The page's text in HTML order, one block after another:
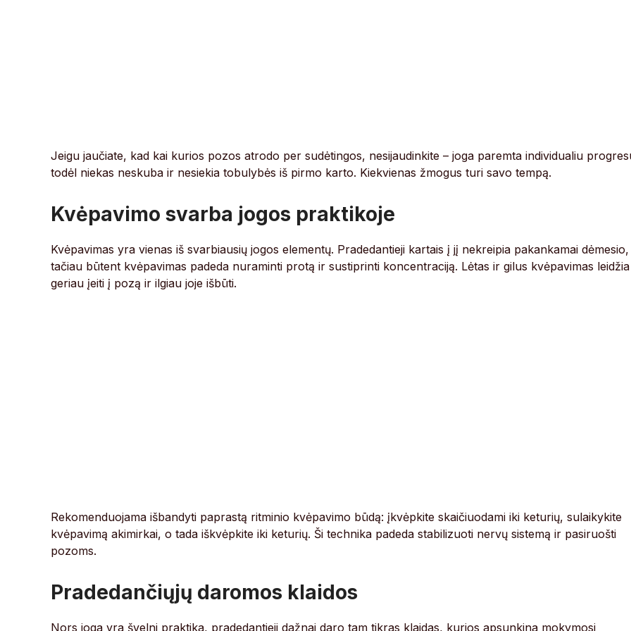
Jeigu jaučiate, kad kai kurios pozos atrodo per sudėtingos, nesijaudinkite – joga paremta individualiu
todėl niekas neskuba ir nesiekia tobulybės iš pirmo karto. Kiekvienas žmogus turi savo tempą.
Kvėpavimo svarba jogos praktikoje
Kvėpavimas yra vienas iš svarbiausių jogos elementų. Pradedantieji kartais į jį nekreipia pakankamai dėmesio,
tačiau būtent kvėpavimas padeda nuraminti protą ir sustiprinti koncentraciją. Lėtas ir gilus kvėpavimas leidžia
geriau įeiti į pozą ir ilgiau joje išbūti.
Rekomenduojama išbandyti paprastą ritminio kvėpavimo būdą: įkvėpkite skaičiuodami iki keturių, sulaikykite
kvėpavimą akimirkai, o tada iškvėpkite iki keturių. Ši technika padeda stabilizuoti nervų sistemą ir pasiruošti
pozoms.
Pradedančiųjų daromos klaidos
Nors joga yra švelni praktika, pradedantieji dažnai daro tam tikras klaidas, kurios apsunkina mokymosi